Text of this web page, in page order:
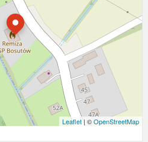
Leaflet| ©OpenStreetMap